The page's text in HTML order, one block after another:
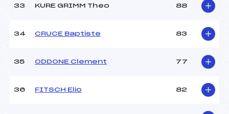
33 KURE GRIMM Theo 88
34 CRUCE Baptiste 83
35 ODDONE Clement 77
36 FITSCH Elio 82